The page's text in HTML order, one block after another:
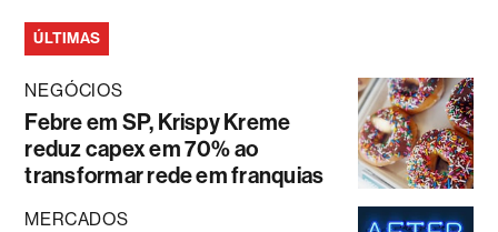
ÚLTIMAS
NEGÓCIOS
Febre em SP, Krispy Kreme
reduz capex em 70% ao
transformar rede em franquias
MERCADOS